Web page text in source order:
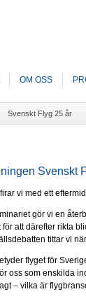
OM OSS
Svenskt Flyg 25 år
Svenskt
vi med ett
gör vi en
för att därefter rikta
tittar vi
flyget för
oss som enskilda
– vilka är